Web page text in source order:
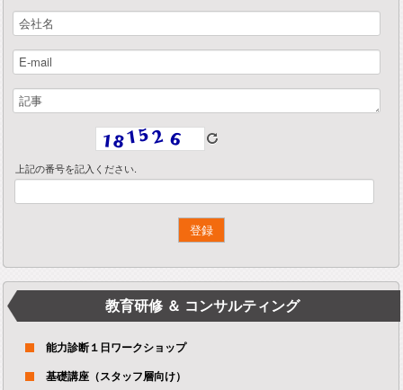
上記の番号を記入ください.
教育研修 ＆ コンサルティング
能力診断１日ワークショップ
基礎講座（スタッフ層向け）